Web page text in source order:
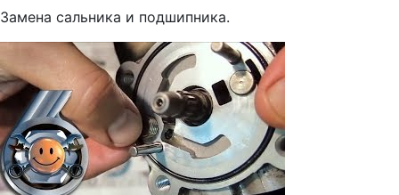
Замена сальника и подшипника.